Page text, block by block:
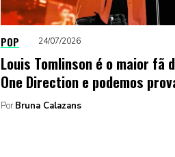
POP 24/07/2026
Louis Tomlinson é o maior fã
One Direction e podemos
Por Bruna Calazans